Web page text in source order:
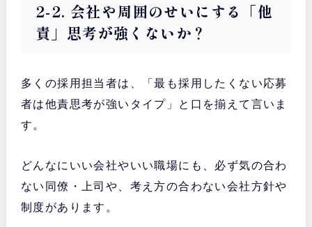
2-2. 会社や周囲のせいにする「他
責」思考が強くないか？
多くの採用担当者は、「最も採用したくない応募
者は他責思考が強いタイプ」と口を揃えて言いま
す。
どんなにいい会社やいい職場にも、必ず気の合わ
ない同僚・上司や、考え方の合わない会社方針や
制度があります。